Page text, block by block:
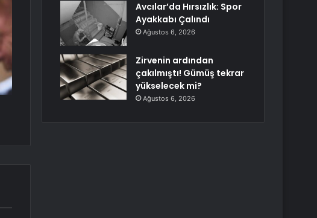
Avcılar’da Hırsızlık: Spor
Ayakkabı Çalındı
Ağustos 6, 2026
Zirvenin ardından
çakılmıştı! Gümüş tekrar
yükselecek mi?
Ağustos 6, 2026